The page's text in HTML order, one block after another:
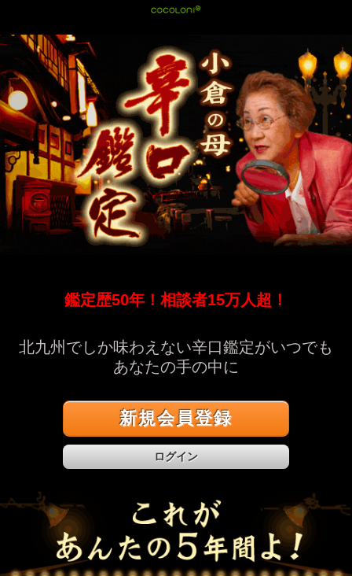
鑑定歴50年！相談者15万人超！
北九州でしか味わえない辛口鑑定がいつでも
あなたの手の中に
新規会員登録
ログイン